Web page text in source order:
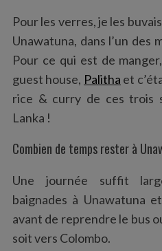
Pour les verres, je les
Unawatuna, dans l’un des
Pour ce qui est de
guest house, Palitha et
rice & curry de ces trois
Lanka !
Combien de temps rester à
Une journée suffit
baignades à Unawatuna
avant de reprendre le bus
soit vers Colombo.